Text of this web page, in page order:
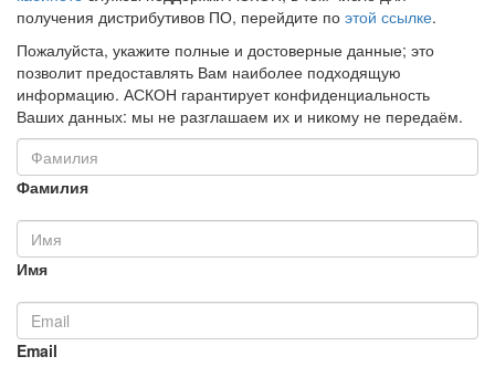
получения дистрибутивов ПО, перейдите по этой ссылке.
Пожалуйста, укажите полные и достоверные данные; это
позволит предоставлять Вам наиболее подходящую
информацию. АСКОН гарантирует конфиденциальность
Ваших данных: мы не разглашаем их и никому не передаём.
Фамилия
Имя
Email